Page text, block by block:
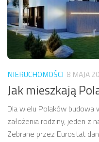
NIERUCHOMOŚCI 8 MAJA
Jak mieszkają
Dla wielu Polaków budowa
założenia rodziny, jeden z
Zebrane przez Eurostat